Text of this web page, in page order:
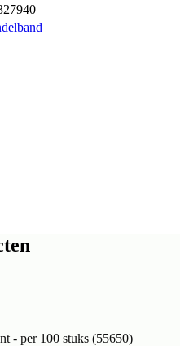
- per 100 stuks (55650)